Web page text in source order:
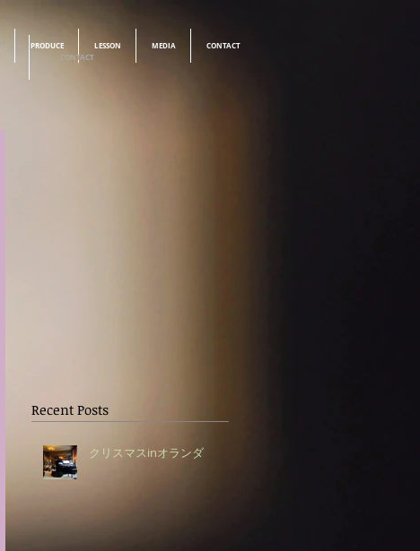
CONTACT
PRODUCE LESSON MEDIA CONTACT
Recent Posts
クリスマスinオランダ